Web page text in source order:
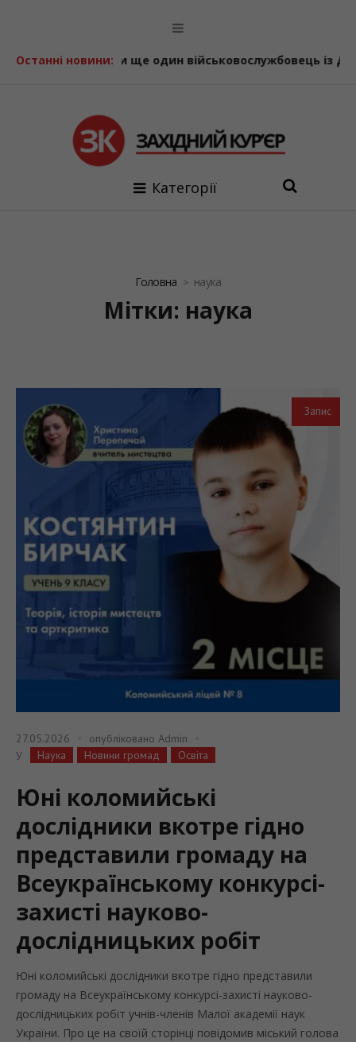
Останні новини:
один військовослужбовець із Делятинської громади
Категорії
Головна наука
Мітки: наука
Запис
27.05.2026 опубліковано Admin
У
Наука Новини громад Освіта
Юні коломийські
дослідники вкотре гідно
представили громаду на
Всеукраїнському конкурсі-
захисті науково-
дослідницьких робіт
Юні коломийські дослідники вкотре гідно представили
громаду на Всеукраїнському конкурсі-захисті науково-
дослідницьких робіт учнів-членів Малої академії наук
України. Про це на своїй сторінці повідомив міський голова